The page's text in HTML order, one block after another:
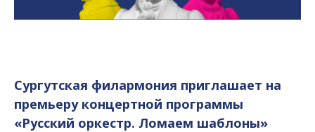
Сургутская филармония приглашает на
премьеру концертной программы
«Русский оркестр. Ломаем шаблоны»